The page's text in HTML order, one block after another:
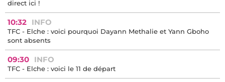
direct ici !
10:32 INFO
TFC - Elche : voici pourquoi Dayann Methalie et Yann Gboho
sont absents
09:30 INFO
TFC - Elche : voici le 11 de départ